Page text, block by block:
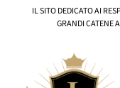
IL SITO DEDICATO AI
GRANDI CATENE